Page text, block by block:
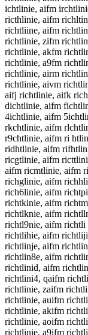
ichtlinie, aifm
ricthlinie, aifm
richtliine, aifm
richtlinie, zifm
richtlinie, akfm
richtlinie, a9fm
richtlinie, airm
richtlinie, aivm
aifj richtlinie, aifk
dichtlinie, aifm
4ichtlinie, aifm
rkchtlinie, aifm
r9chtlinie, aifm ri
ridhtlinie, aifm
ricgtlinie, aifm
aifm ricmtlinie, aifm
richglinie, aifm
rich6linie, aifm
richtkinie, aifm
richtlknie, aifm
richtl9nie, aifm
richtlihie, aifm
richtlinje, aifm
richtlin8e, aifm
richtlinid, aifm
richtlini4, qaifm
richtlinie, zaifm
richtlinie, auifm
richtlinie, akifm
richtlinie, aoifm
richtlinie, a9ifm